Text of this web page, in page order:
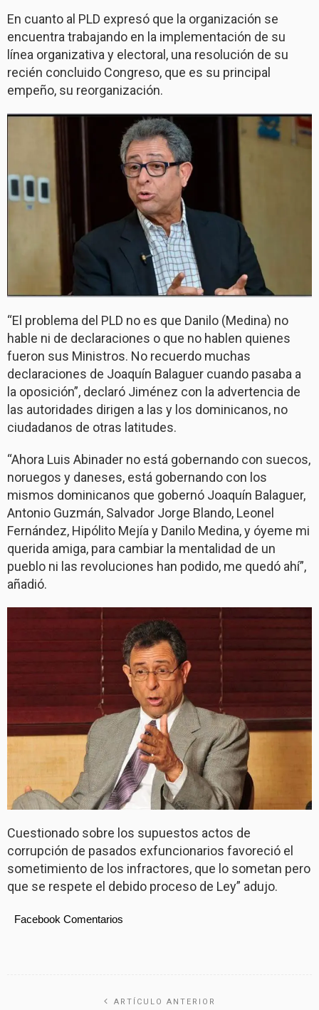
En cuanto al PLD expresó que la organización se
encuentra trabajando en la implementación de su
línea organizativa y electoral, una resolución de su
recién concluido Congreso, que es su principal
empeño, su reorganización.
“El problema del PLD no es que Danilo (Medina) no
hable ni de declaraciones o que no hablen quienes
fueron sus Ministros. No recuerdo muchas
declaraciones de Joaquín Balaguer cuando pasaba a
la oposición”, declaró Jiménez con la advertencia de
las autoridades dirigen a las y los dominicanos, no
ciudadanos de otras latitudes.
“Ahora Luis Abinader no está gobernando con suecos,
noruegos y daneses, está gobernando con los
mismos dominicanos que gobernó Joaquín Balaguer,
Antonio Guzmán, Salvador Jorge Blando, Leonel
Fernández, Hipólito Mejía y Danilo Medina, y óyeme mi
querida amiga, para cambiar la mentalidad de un
pueblo ni las revoluciones han podido, me quedó ahí”,
añadió.
Cuestionado sobre los supuestos actos de
corrupción de pasados exfuncionarios favoreció el
sometimiento de los infractores, que lo sometan pero
que se respete el debido proceso de Ley” adujo.
Facebook Comentarios
ARTÍCULO ANTERIOR